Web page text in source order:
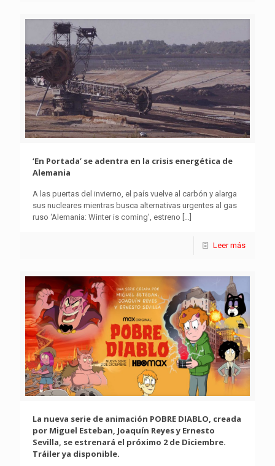
‘En Portada’ se adentra en la crisis energética de
Alemania
A las puertas del invierno, el país vuelve al carbón y alarga
sus nucleares mientras busca alternativas urgentes al gas
ruso ‘Alemania: Winter is coming’, estreno […]
Leer más
La nueva serie de animación POBRE DIABLO, creada
por Miguel Esteban, Joaquín Reyes y Ernesto
Sevilla, se estrenará el próximo 2 de Diciembre.
Tráiler ya disponible.